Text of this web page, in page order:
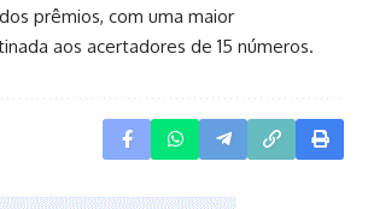
prêmios, com uma maior
aos acertadores de 15 números.